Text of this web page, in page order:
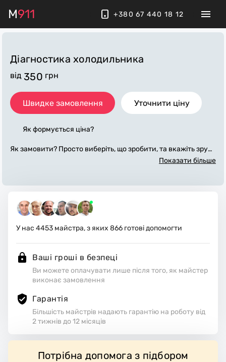
M911 +380 67 440 18 12
Діагностика холодильника
від 350 грн
Швидке замовлення Уточнити ціну
Як формується ціна?
Як замовити? Просто виберіть, що зробити, та вкажіть зруч
ний час. Вартість діагностики холодильника стане відома п
Показати більше
У нас 4453 майстра, з яких 866 готові допомогти
Ваші гроші в безпеці
Ви можете оплачувати лише після того, як майстер
виконає замовлення
Гарантія
Більшість майстрів надають гарантію на роботу від
2 тижнів до 12 місяців
Потрібна допомога з підбором